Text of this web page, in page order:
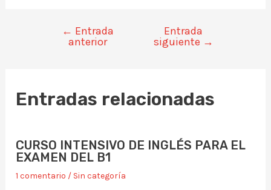
← Entrada
anterior
Entrada
siguiente →
Entradas relacionadas
CURSO INTENSIVO DE INGLÉS PARA EL
EXAMEN DEL B1
1 comentario / Sin categoría